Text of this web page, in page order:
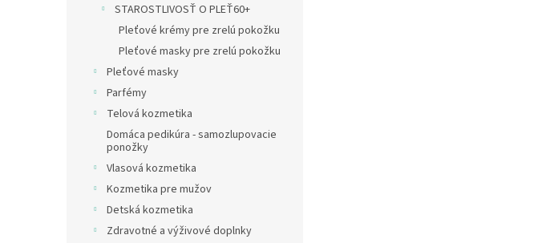
STAROSTLIVOSŤ O PLEŤ60+
Pleťové krémy pre zrelú pokožku
Pleťové masky pre zrelú pokožku
Pleťové masky
Parfémy
Telová kozmetika
Domáca pedikúra - samozlupovacie
ponožky
Vlasová kozmetika
Kozmetika pre mužov
Detská kozmetika
Zdravotné a výživové doplnky